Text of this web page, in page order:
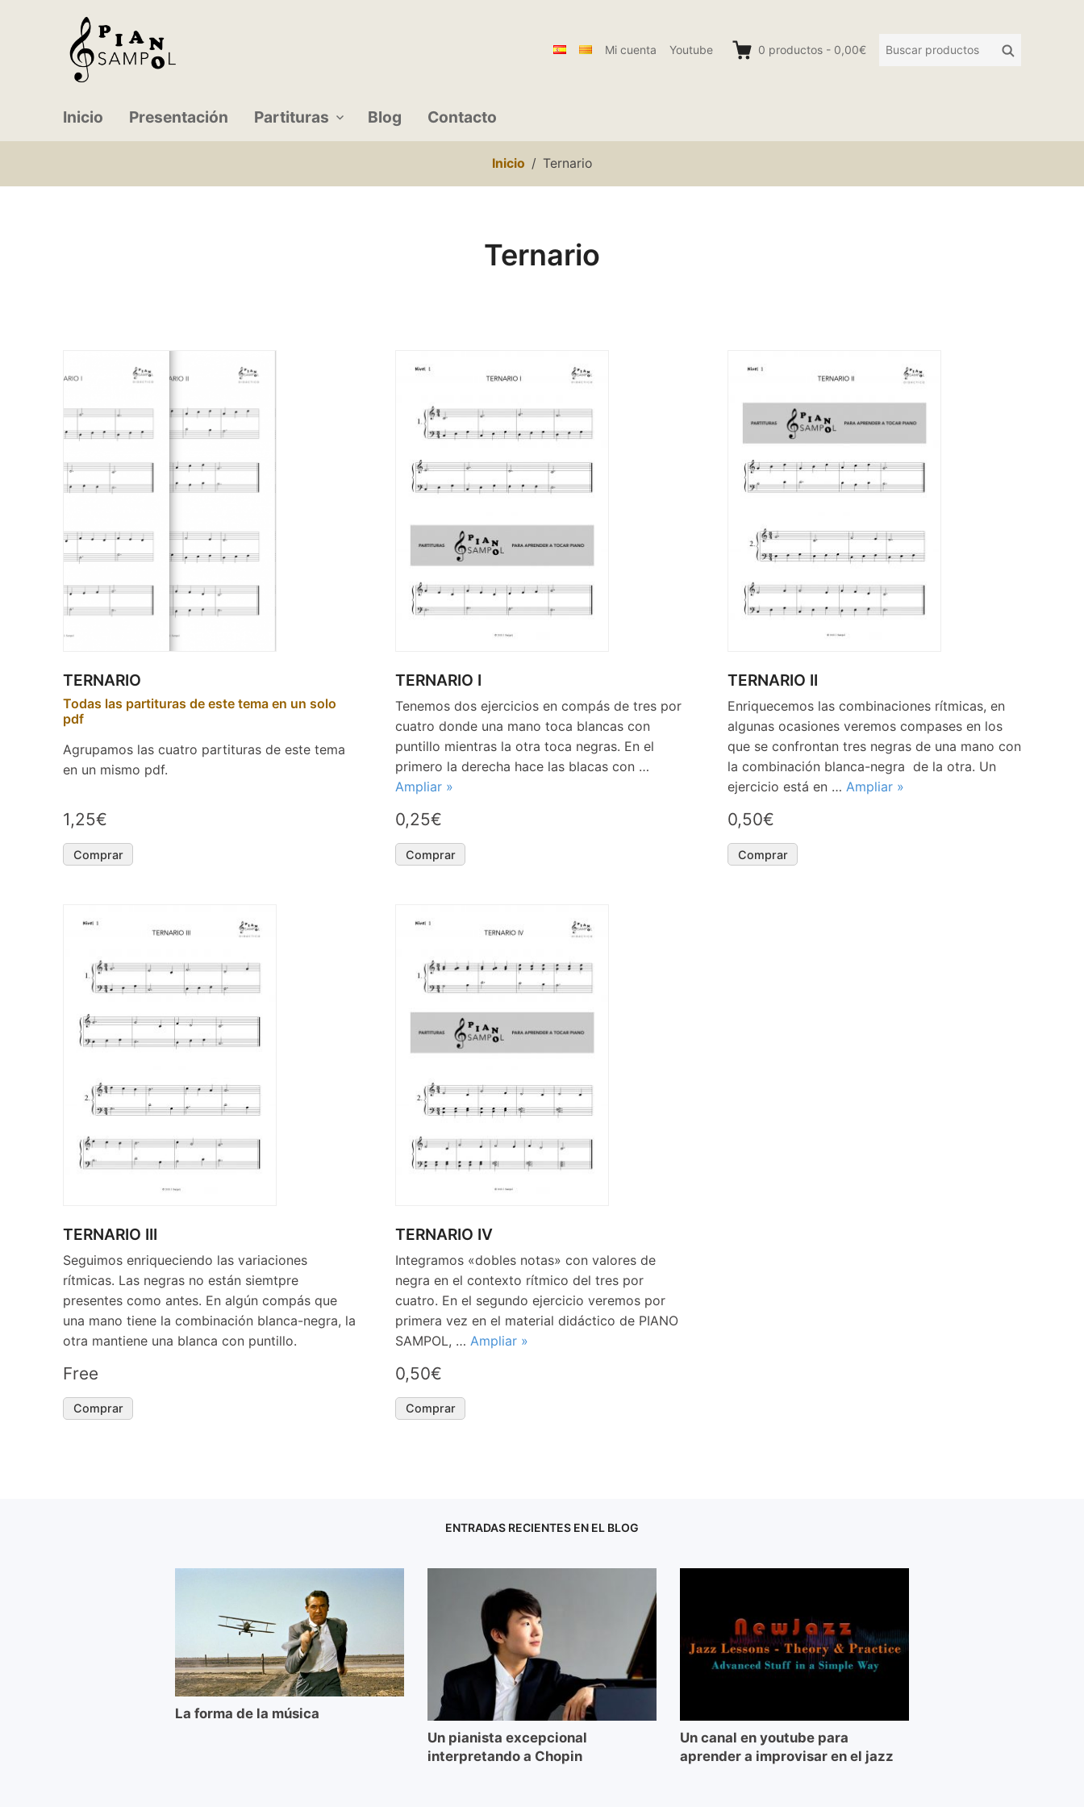
Mi cuenta Youtube 0 productos - 0,00€
Buscar
Buscar
Inicio Presentación Partituras Blog Contacto
Inicio Ternario
Ternario
TERNARIO
Todas las partituras de este tema en un solo
pdf
Agrupamos las cuatro partituras de este tema
en un mismo pdf.
1,25€
Comprar
TERNARIO I
Tenemos dos ejercicios en compás de tres por
cuatro donde una mano toca blancas con
puntillo mientras la otra toca negras. En el
primero la derecha hace las blacas con …
Ampliar »
0,25€
Comprar
TERNARIO II
Enriquecemos las combinaciones rítmicas, en
algunas ocasiones veremos compases en los
que se confrontan tres negras de una mano con
la combinación blanca-negra de la otra. Un
ejercicio está en … Ampliar »
0,50€
Comprar
TERNARIO III
Seguimos enriqueciendo las variaciones
rítmicas. Las negras no están siemtpre
presentes como antes. En algún compás que
una mano tiene la combinación blanca-negra, la
otra mantiene una blanca con puntillo.
Free
Comprar
TERNARIO IV
Integramos «dobles notas» con valores de
negra en el contexto rítmico del tres por
cuatro. En el segundo ejercicio veremos por
primera vez en el material didáctico de PIANO
SAMPOL, … Ampliar »
0,50€
Comprar
ENTRADAS RECIENTES EN EL BLOG
La forma de la música
Un pianista excepcional
interpretando a Chopin
Un canal en youtube para
aprender a improvisar en el jazz